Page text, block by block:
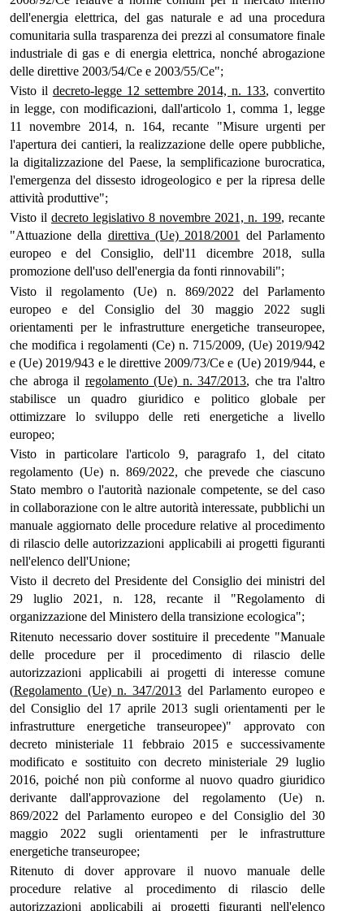
dell'energia elettrica, del gas naturale e ad una procedura
comunitaria sulla trasparenza dei prezzi al consumatore finale
industriale di gas e di energia elettrica, nonché abrogazione
delle direttive 2003/54/Ce e 2003/55/Ce";
Visto il decreto-legge 12 settembre 2014, n. 133, convertito
in legge, con modificazioni, dall'articolo 1, comma 1, legge
11 novembre 2014, n. 164, recante "Misure urgenti per
l'apertura dei cantieri, la realizzazione delle opere pubbliche,
la digitalizzazione del Paese, la semplificazione burocratica,
l'emergenza del dissesto idrogeologico e per la ripresa delle
attività produttive";
Visto il decreto legislativo 8 novembre 2021, n. 199, recante
"Attuazione della direttiva (Ue) 2018/2001
del Parlamento
europeo e del Consiglio, dell'11 dicembre 2018, sulla
promozione dell'uso dell'energia da fonti rinnovabili";
Visto il regolamento (Ue) n. 869/2022 del Parlamento
europeo e del Consiglio del 30 maggio 2022 sugli
orientamenti per le infrastrutture energetiche transeuropee,
che modifica i regolamenti (Ce) n. 715/2009, (Ue) 2019/942
e (Ue) 2019/943 e le direttive 2009/73/Ce e (Ue) 2019/944, e
che abroga il regolamento (Ue) n. 347/2013, che tra l'altro
stabilisce un quadro giuridico e politico globale per
ottimizzare lo sviluppo delle reti energetiche a livello
europeo;
Visto in particolare l'articolo 9, paragrafo 1, del citato
regolamento (Ue) n. 869/2022, che prevede che ciascuno
Stato membro o l'autorità nazionale competente, se del caso
in collaborazione con le altre autorità interessate, pubblichi un
manuale aggiornato delle procedure relative al procedimento
di rilascio delle autorizzazioni applicabili ai progetti figuranti
nell'elenco dell'Unione;
Visto il decreto del Presidente del Consiglio dei ministri del
29 luglio 2021, n. 128, recante il "Regolamento di
organizzazione del Ministero della transizione ecologica";
Ritenuto necessario dover sostituire il precedente "Manuale
delle procedure per il procedimento di rilascio delle
autorizzazioni applicabili ai progetti di interesse comune
(Regolamento (Ue) n. 347/2013 del Parlamento europeo e
del Consiglio del 17 aprile 2013 sugli orientamenti per le
infrastrutture energetiche transeuropee)" approvato con
decreto ministeriale 11 febbraio 2015 e successivamente
modificato e sostituito con decreto ministeriale 29 luglio
2016, poiché non più conforme al nuovo quadro giuridico
derivante dall'approvazione del regolamento (Ue) n.
869/2022 del Parlamento europeo e del Consiglio del 30
maggio 2022 sugli orientamenti per le infrastrutture
energetiche transeuropee;
Ritenuto di dover approvare il nuovo manuale delle
procedure relative al procedimento di rilascio delle
autorizzazioni applicabili ai progetti figuranti nell'elenco